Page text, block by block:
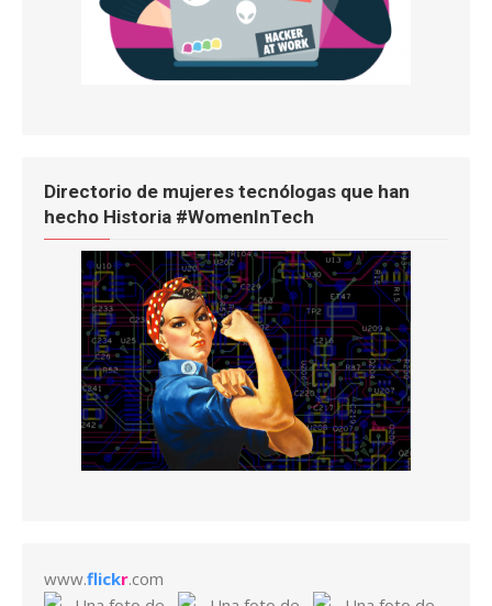
Directorio de mujeres tecnólogas que han
hecho Historia #WomenInTech
www.flickr.com